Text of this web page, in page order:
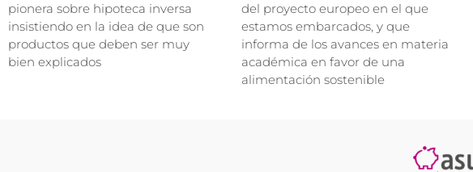
pionera sobre hipoteca inversa
insistiendo en la idea de que son
productos que deben ser muy
bien explicados
del proyecto europeo en el que
estamos embarcados, y que
informa de los avances en materia
académica en favor de una
alimentación sostenible